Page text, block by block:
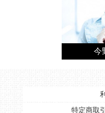
今
特定商取